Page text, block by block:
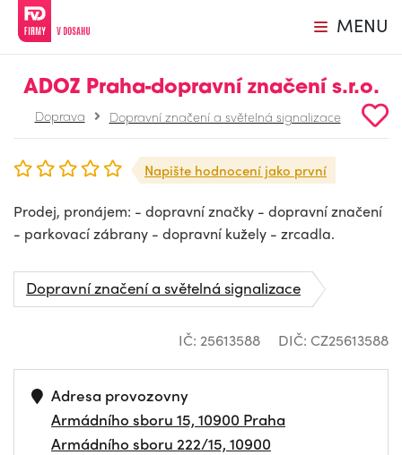
MENU
ADOZ Praha-dopravní značení s.r.o.
Doprava Dopravní značení a světelná signalizace
Napište hodnocení jako první
Prodej, pronájem: - dopravní značky - dopravní značení
- parkovací zábrany - dopravní kužely - zrcadla.
Dopravní značení a světelná signalizace
IČ: 25613588 DIČ: CZ25613588
Adresa provozovny
Armádního sboru 15, 10900 Praha
Armádního sboru 222/15, 10900